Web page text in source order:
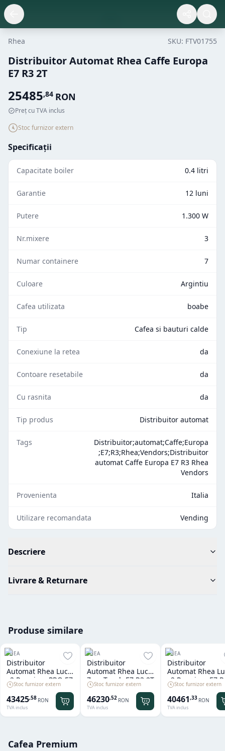
Rhea SKU: FTV01755
Distribuitor Automat Rhea Caffe Europa
E7 R3 2T
25485,84 RON
Preț cu TVA inclus
Stoc furnizor extern
Specificații
Capacitate boiler 0.4 litri
Garantie 12 luni
Putere 1.300 W
Nr.mixere 3
Numar containere 7
Culoare Argintiu
Cafea utilizata boabe
Tip Cafea si bauturi calde
Conexiune la retea da
Contoare resetabile da
Cu rasnita da
Tip produs Distribuitor automat
Tags
Distribuitor;automat;Caffe;Europa
;E7;R3;Rhea;Vendors;Distribuitor
automat Caffe Europa E7 R3 Rhea
Vendors
Provenienta Italia
Utilizare recomandata Vending
Descriere
Livrare & Returnare
Produse similare
RHEA
Distribuitor
Automat Rhea Luce
x2 Premium PRO E7
R4 2T
Stoc furnizor extern
43425,58 RON
TVA inclus
RHEA
Distribuitor
Automat Rhea Luce
Zero.Touch E7 R3 2T
Stoc furnizor extern
46230,52 RON
TVA inclus
RHEA
Distribuitor
Automat Rhea
x2 Premium E7
1TStoc furnizor extern
40461,33 RON
TVA inclus
Cafea Premium